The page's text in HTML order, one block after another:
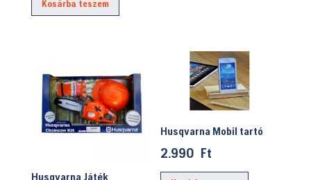
Kosárba teszem
Husqvarna Játék
Husqvarna Mobil tartó
2.990 Ft